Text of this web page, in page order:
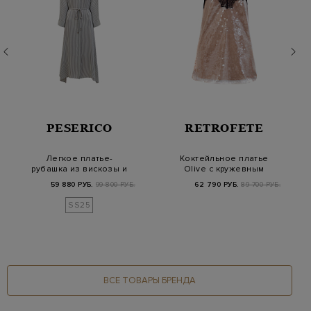
PESERICO
Легкое платье-
рубашка из вискозы и
шелка в полоску
59 880 РУБ. 99 800 РУБ.
SS25
RETROFETE
Коктейльное платье
Olive с кружевным
лифом и пайетками
62 790 РУБ. 89 700 РУБ.
ВСЕ ТОВАРЫ БРЕНДА